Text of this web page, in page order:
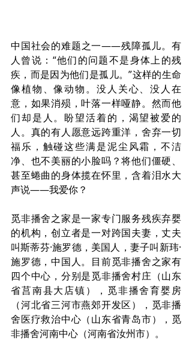
中国社会的难题之一——残障孤儿。有
人曾说：“他们的问题不是身体上的残
疾，而是因为他们是孤儿。”这样的生命
像植物、像动物。没人关心、没人在
意，如果消殒，叶落一样哑静。然而他
们却是人。盼望活着的，渴望被爱的
人。真的有人愿意远跨重洋，舍弃一切
福乐，触碰这些满是泥尘风霜，不洁
净、也不美丽的小脸吗？将他们僵硬、
甚至蜷曲的身体揽在怀里，含着泪水大
声说——我爱你？
觅非播舍之家是一家专门服务残疾弃婴
的机构，创立者是一对跨国夫妻，丈夫
叫斯蒂芬·施罗德，美国人，妻子叫新玮·
施罗德，中国人。目前觅非播舍之家有
四个中心，分别是觅非播舍村庄（山东
省莒南县大店镇），觅非播舍育婴房
（河北省三河市燕郊开发区），觅非播
舍医疗救治中心（山东省青岛市），觅
非播舍河南中心（河南省汝州市）。